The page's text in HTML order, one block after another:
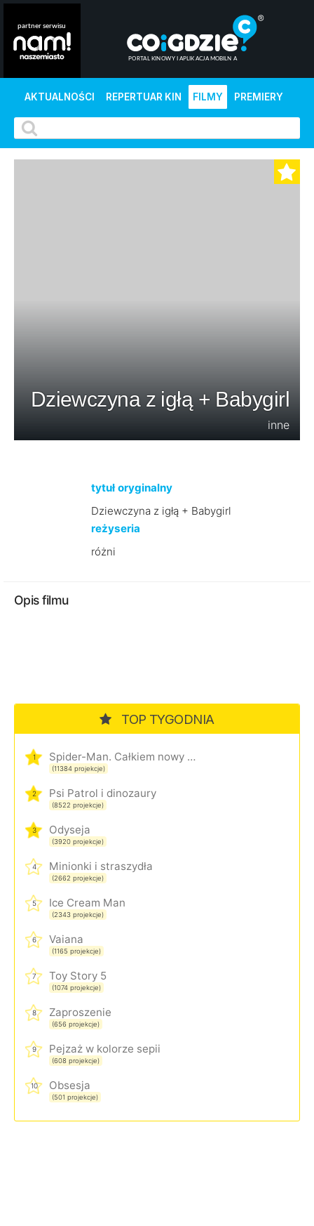
AKTUALNOŚCI REPERTUAR KIN FILMY PREMIERY
Dziewczyna z igłą + Babygirl
inne
tytuł oryginalny
Dziewczyna z igłą + Babygirl
reżyseria
różni
Opis filmu
TOP TYGODNIA
1 Spider-Man. Całkiem nowy dzień
(11384 projekcje)
2 Psi Patrol i dinozaury
(8522 projekcje)
3 Odyseja
(3920 projekcje)
4 Minionki i straszydła
(2662 projekcje)
5 Ice Cream Man
(2343 projekcje)
6 Vaiana
(1165 projekcje)
7 Toy Story 5
(1074 projekcje)
8 Zaproszenie
(656 projekcje)
9 Pejzaż w kolorze sepii
(608 projekcje)
10 Obsesja
(501 projekcje)